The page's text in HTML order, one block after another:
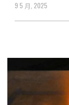
9 5 月, 2025